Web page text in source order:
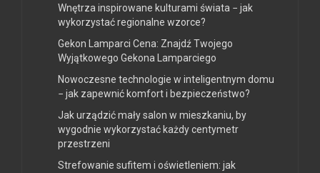
Wnętrza inspirowane kulturami świata − jak
wykorzystać regionalne wzorce?
Gekon Lamparci Cena: Znajdź Twojego
Wyjątkowego Gekona Lamparciego
Nowoczesne technologie w inteligentnym domu
− jak zapewnić komfort i bezpieczeństwo?
Jak urządzić mały salon w mieszkaniu, by
wygodnie wykorzystać każdy centymetr
przestrzeni
Strefowanie sufitem i oświetleniem: jak